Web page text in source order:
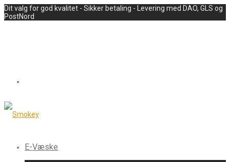
Dit valg for god kvalitet - Sikker betaling - Levering med DAO, GLS og
PostNord
E-Væske